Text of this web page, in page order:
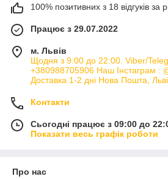
100% позитивних з 18 відгуків за
Працює з 29.07.2022
м. Львів
Щодня з 9:00 до 22:00. Viber/
+380988705906 Наш Інстаграм :
Доставка 1-2 дні Нова Пошта,
Контакти
Сьогодні працює з 09:00 до
Показати весь графік роботи
Про нас